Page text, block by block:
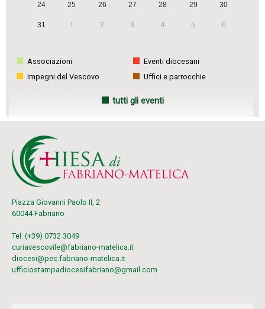
24 25 26 27 28 29 30
31 1 2 3 4 5 6
Associazioni
Eventi diocesani
Impegni del Vescovo
Uffici e parrocchie
tutti gli eventi
Piazza Giovanni Paolo II, 2
60044 Fabriano
Tel. (+39) 0732 3049
curiavescovile@fabriano-matelica.it
diocesi@pec.fabriano-matelica.it
ufficiostampadiocesifabriano@gmail.com